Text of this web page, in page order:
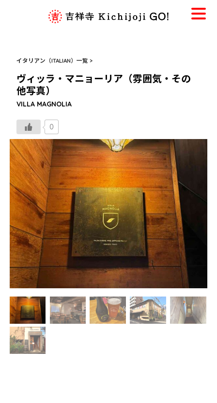
イタリアン（ITALIAN）一覧 >
ヴィッラ・マニョーリア（雰囲気・その
他写真）
VILLA MAGNOLIA
0